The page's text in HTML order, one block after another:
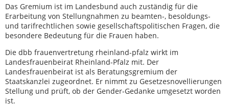
Das Gremium ist im Landesbund auch zuständig für die
Erarbeitung von Stellungnahmen zu beamten-, besoldungs-
und tarifrechtlichen sowie gesellschaftspolitischen Fragen, die
besondere Bedeutung für die Frauen haben.
Die dbb frauenvertretung rheinland-pfalz wirkt im
Landesfrauenbeirat Rheinland-Pfalz mit. Der
Landesfrauenbeirat ist als Beratungsgremium der
Staatskanzlei zugeordnet. Er nimmt zu Gesetzesnovellierungen
Stellung und prüft, ob der Gender-Gedanke umgesetzt worden
ist.